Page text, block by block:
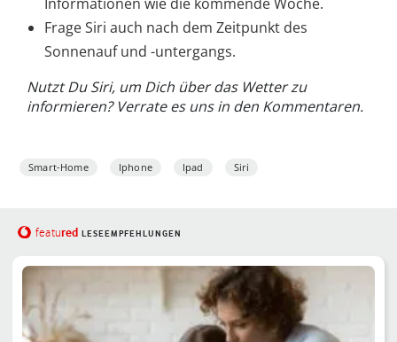
Frage Siri auch nach dem Zeitpunkt des
Sonnenauf und -untergangs.
Nutzt Du Siri, um Dich über das Wetter zu
informieren? Verrate es uns in den Kommentaren.
Smart-Home Iphone Ipad Siri
featured LESEEMPFEHLUNGEN